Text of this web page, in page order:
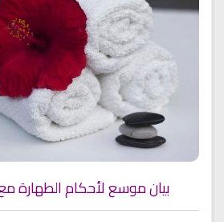
بيان موسع لأحكام الطهارة مع